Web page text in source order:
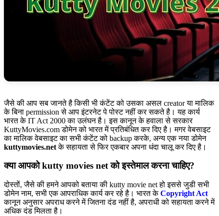
जैसे की आप सब जानते है किसी भी कंटेंट को उसका असल creator या मालिक
के बिना permission से आप इंटरनेट पे पोस्ट नहीं कर सकते है। यह कार्य
भारत के IT Act 2000 का उलंघन है। इस कानून के हवाला से सरकार
KuttyMovies.com डोमेन को भारत में प्रतिबंधित कर दिए है। मगर वेबसाइट
का मालिक वेबसाइट का सभी कंटेंट को backup करके, अन्य एक नया डोमेन
kuttymovies.netके सहायता से फिर एकबार अपना धंदा चालू कर दिए है।
क्या आपको kutty movies net को इस्तेमाल करना चाहिए?
दोस्तों, जैसे की हमने आपको बताया की kutty movie net हो इससे जुडी सभी
डोमेन नाम, सभी एक आपराधिक कार्य कर रहे है। भारत केCopyright Act
कानून अनुसार अपराध करने में जितना दंड नहीं है, अपराधी को सहायता करने में
अधिक दंड मिलता है।